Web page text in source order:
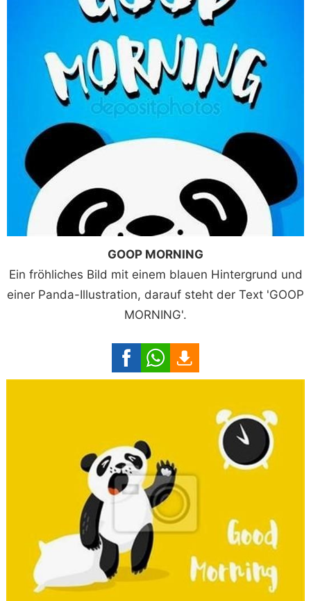
GOOP MORNING
Ein fröhliches Bild mit einem blauen Hintergrund und
einer Panda-Illustration, darauf steht der Text 'GOOP
MORNING'.